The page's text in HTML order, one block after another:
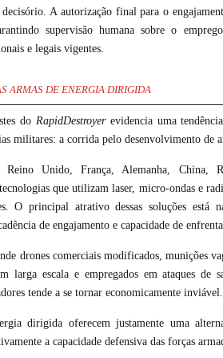
A autorização final para o
supervisão humana sobre o
e legais vigentes.
ARMAS DE ENERGIA DIRIGIDA
do RapidDestroyer evidencia uma
militares: a corrida pelo desenvolvimento de
Reino Unido, França, Alemanha, China,
que utilizam laser, micro-ondas e
O principal atrativo dessas soluções está
de engajamento e capacidade de
drones comerciais modificados, munições
larga escala e empregados em ataques de
tende a se tornar economicamente inviável.
dirigida oferecem justamente uma
a capacidade defensiva das forças